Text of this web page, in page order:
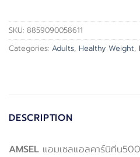
SKU: 8859090058611
Categories: Adults, Healthy Weight,
DESCRIPTION
AMSEL แอมเซลแอลคาร์นิทีน